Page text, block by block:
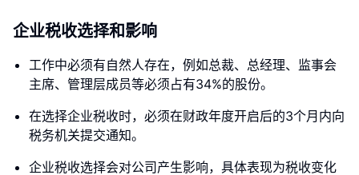
企业税收选择和影响
工作中必须有自然人存在，例如总裁、总经理、监事会
主席、管理层成员等必须占有34%的股份。
在选择企业税收时，必须在财政年度开启后的3个月内向
税务机关提交通知。
企业税收选择会对公司产生影响，具体表现为税收变化